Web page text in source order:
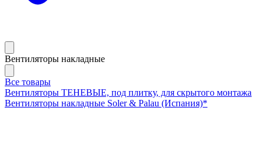
Вентиляторы накладные
Все товары
Вентиляторы ТЕНЕВЫЕ, под плитку, для скрытого монтажа
Вентиляторы накладные Soler & Palau (Испания)*